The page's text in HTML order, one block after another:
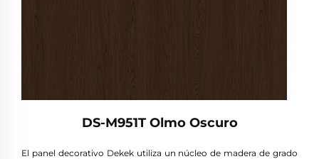
DS-M951T Olmo Oscuro
El panel decorativo Dekek utiliza un núcleo de madera de grado